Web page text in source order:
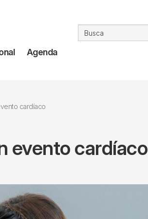
Agenda
cardíaco
evento cardíaco